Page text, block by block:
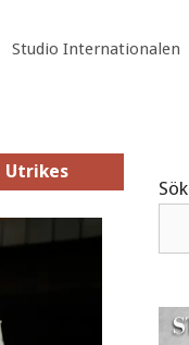
Studio Internationalen
Utrikes
Utrikes
Sök